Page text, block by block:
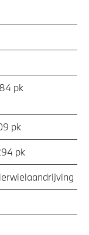
pk
pk
pk